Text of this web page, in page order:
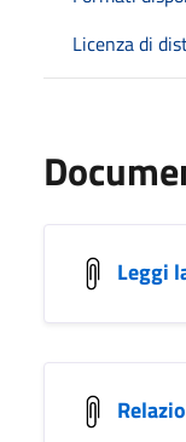
Licenza di
Leggi